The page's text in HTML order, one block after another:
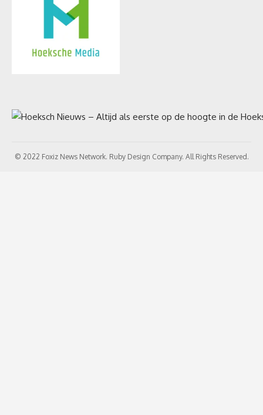
© 2022 Foxiz News Network. Ruby Design Company. All Rights Reserved.